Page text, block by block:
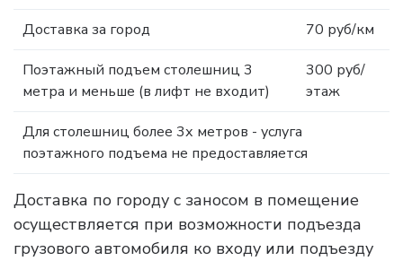
Доставка за город 70 руб/км
Поэтажный подъем столешниц 3
метра и меньше (в лифт не входит)
300 руб/
этаж
Для столешниц более 3х метров - услуга
поэтажного подъема не предоставляется
Доставка по городу с заносом в помещение
осуществляется при возможности подъезда
грузового автомобиля ко входу или подъезду